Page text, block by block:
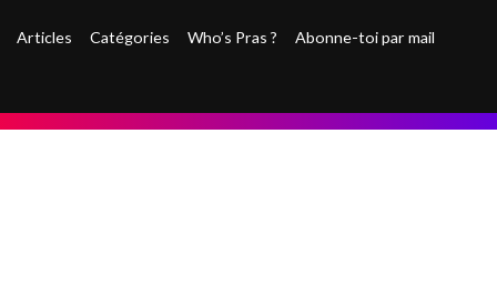
Articles Catégories Who’s Pras ? Abonne-toi par mail